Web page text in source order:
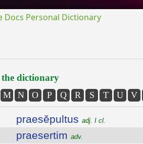
Docs Personal Dictionary
the dictionary
M N O P Q R S T U V
praesĕpultus adj. I cl.
praesertim adv.